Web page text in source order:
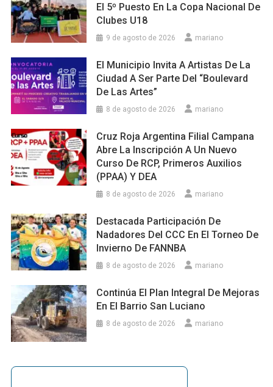
El 5º Puesto En La Copa Nacional De
Clubes U18
9 de agosto de 2026 mariano
El Municipio Invita A Artistas De La
Ciudad A Ser Parte Del “Boulevard
De Las Artes”
8 de agosto de 2026 mariano
Cruz Roja Argentina Filial Campana
Abre La Inscripción A Un Nuevo
Curso De RCP, Primeros Auxilios
(PPAA) Y DEA
8 de agosto de 2026 mariano
Destacada Participación De
Nadadores Del CCC En El Torneo De
Invierno De FANNBA
8 de agosto de 2026 mariano
Continúa El Plan Integral De Mejoras
En El Barrio San Luciano
8 de agosto de 2026 mariano